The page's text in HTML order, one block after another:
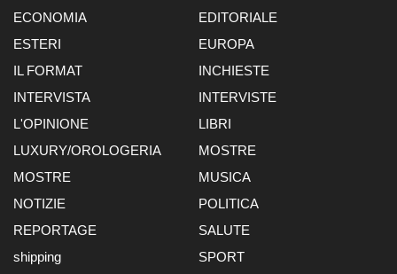
ECONOMIA
EDITORIALE
ESTERI
EUROPA
IL FORMAT
INCHIESTE
INTERVISTA
INTERVISTE
L'OPINIONE
LIBRI
LUXURY/OROLOGERIA
MOSTRE
MOSTRE
MUSICA
NOTIZIE
POLITICA
REPORTAGE
SALUTE
shipping
SPORT